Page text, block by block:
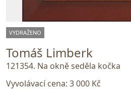
VYDRAŽENO
Tomáš Limberk
121354. Na okně seděla kočka
Vyvolávací cena: 3 000 Kč